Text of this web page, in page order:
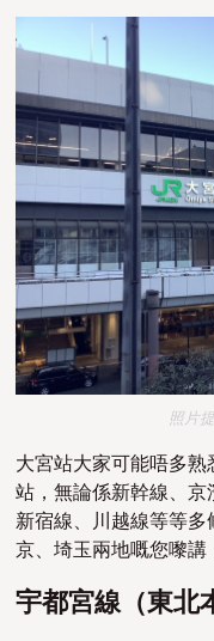
照片
大宮站大家可能唔多
站 ，無論係新幹線、
新宿線、川越線等等
京、埼玉兩地嘅您嚟講
宇都宮線（東北